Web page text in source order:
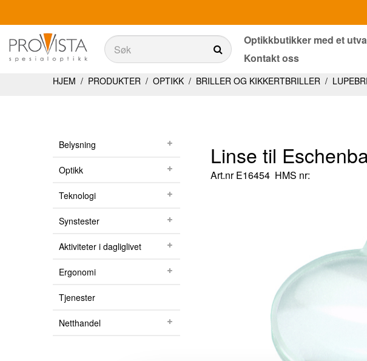
Søk Optikkbutikker med et
Kontakt oss
Produkter
Synstester
Aktiviteter i dagliglivet
Ergonomi
Tjenester
Optikkbutikker med et utvalg av våre produkter
Kurs og kompetanse
Kurs for brukere
HJEM / PRODUKTER / OPTIKK / BRILLER OG KIKKERTBRILLER /
Belysning
Optikk
Teknologi
Synstester
Aktiviteter i dagliglivet
Ergonomi
Tjenester
Netthandel
Linse til
Art.nrE16454 HMS nr: